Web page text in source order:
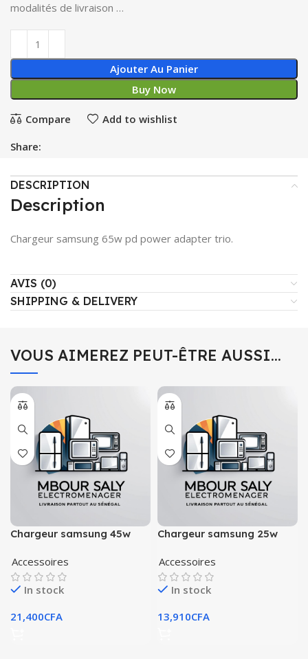
modalités de livraison …
Ajouter Au Panier
Buy Now
Compare Add to wishlist
Share:
DESCRIPTION
Description
Chargeur samsung 65w pd power adapter trio.
AVIS (0)
SHIPPING & DELIVERY
VOUS AIMEREZ PEUT-ÊTRE AUSSI…
Chargeur samsung 45w
Accessoires
In stock
21,400CFA
Chargeur samsung 25w
charging
Accessoires
In stock
13,910CFA